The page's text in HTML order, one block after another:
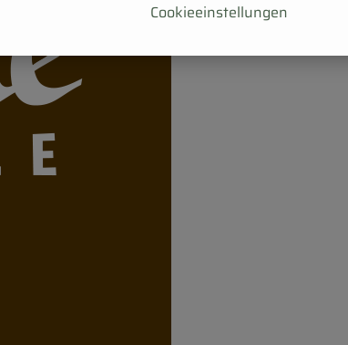
Cookieeinstellungen